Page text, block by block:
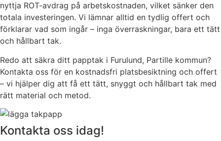
nyttja ROT-avdrag på arbetskostnaden, vilket sänker den
totala investeringen. Vi lämnar alltid en tydlig offert och
förklarar vad som ingår – inga överraskningar, bara ett tätt
och hållbart tak.
Redo att säkra ditt papptak i Furulund, Partille kommun?
Kontakta oss för en kostnadsfri platsbesiktning och offert
– vi hjälper dig att få ett tätt, snyggt och hållbart tak med
rätt material och metod.
Kontakta oss idag!